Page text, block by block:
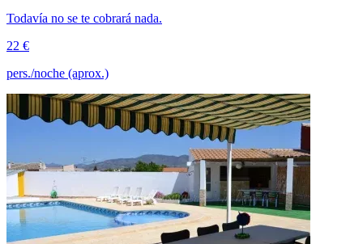
Todavía no se te cobrará nada.
22 €
pers./noche (aprox.)